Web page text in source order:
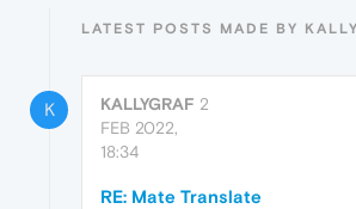
LATEST POSTS MADE BY
K KALLYGRAF 2
FEB 2022,
18:34
RE: Mate Translate